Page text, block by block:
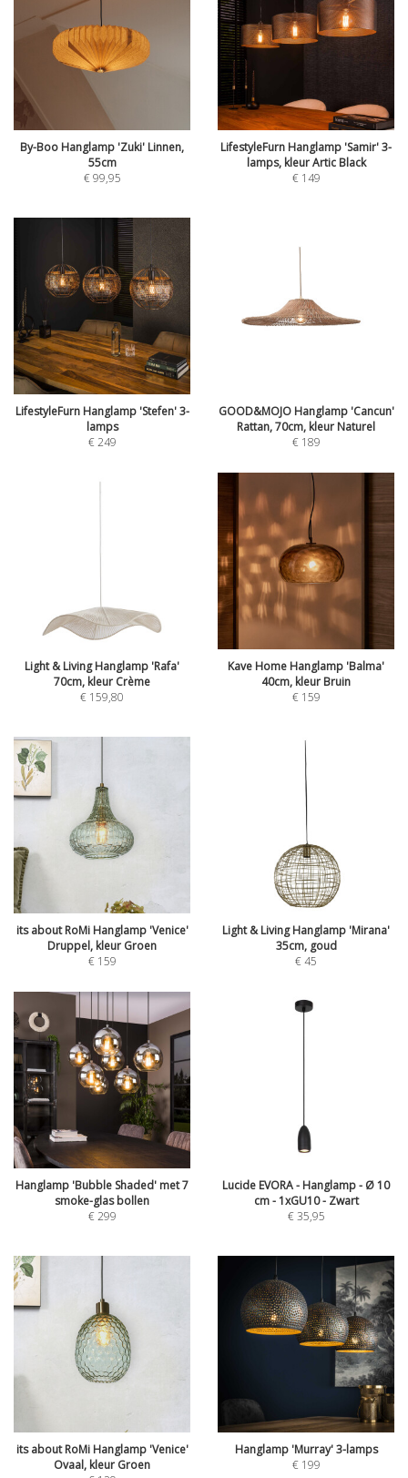
By-Boo Hanglamp 'Zuki' Linnen,
55cm
€99,95
LifestyleFurn Hanglamp 'Samir' 3-
lamps, kleur Artic Black
€ 149
LifestyleFurn Hanglamp 'Stefen' 3-
lamps
€249
GOOD&MOJO Hanglamp 'Cancun'
Rattan, 70cm, kleur Naturel
€ 189
Light & Living Hanglamp 'Rafa'
70cm, kleur Crème
€ 159,80
Kave Home Hanglamp 'Balma'
40cm, kleur Bruin
€ 159
its about RoMi Hanglamp 'Venice'
Druppel, kleur Groen
€ 159
Light & Living Hanglamp 'Mirana'
35cm, goud
€45
Hanglamp 'Bubble Shaded' met 7
smoke-glas bollen
€299
Lucide EVORA - Hanglamp - Ø 10
cm - 1xGU10 - Zwart
€35,95
its about RoMi Hanglamp 'Venice'
Ovaal, kleur Groen
Hanglamp 'Murray' 3-lamps
€ 199